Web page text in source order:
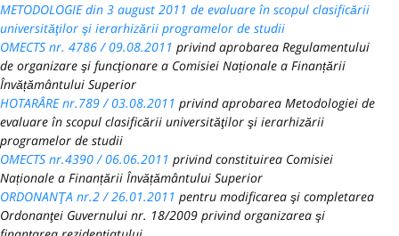
METODOLOGIE din 3 august 2011 de evaluare în scopul clasificării
universităţilor şi ierarhizării programelor de studii
OMECTS nr. 4786 / 09.08.2011 privind aprobarea Regulamentului
de organizare şi funcţionare a Comisiei Naționale a Finanțării
Învățământului Superior
HOTARÂRE nr.789 / 03.08.2011 privind aprobarea Metodologiei de
evaluare în scopul clasificării universităţilor şi ierarhizării
programelor de studii
OMECTS nr.4390 / 06.06.2011 privind constituirea Comisiei
Naționale a Finanțării Învățământului Superior
ORDONANŢA nr.2 / 26.01.2011 pentru modificarea şi completarea
Ordonanţei Guvernului nr. 18/2009 privind organizarea şi